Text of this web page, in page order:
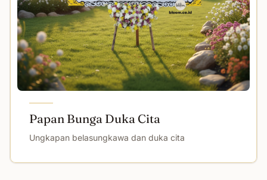
Papan Bunga Duka Cita
Ungkapan belasungkawa dan duka cita